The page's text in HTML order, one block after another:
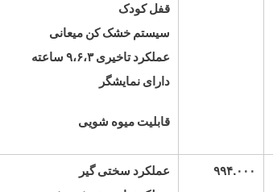
قفل کودک
سیستم خشک کن میعانی
عملکرد تاخیری ۹،۶،۳ ساعته
دارای نمایشگر
قابلیت میوه شویی
۹۹۴.۰۰۰
عملکرد سختی گیر